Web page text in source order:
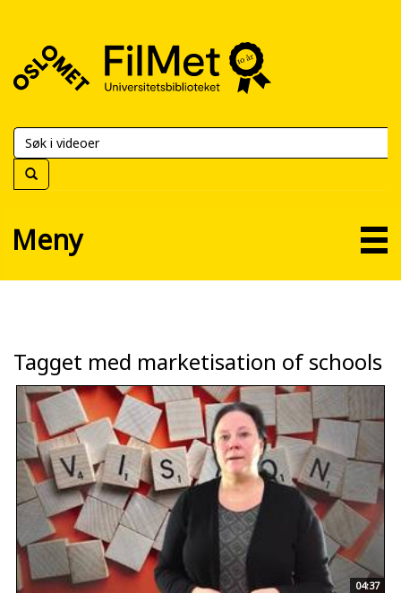
FilMet
Universitetsbiblioteket
Meny
Tagget med marketisation of schools
04:37